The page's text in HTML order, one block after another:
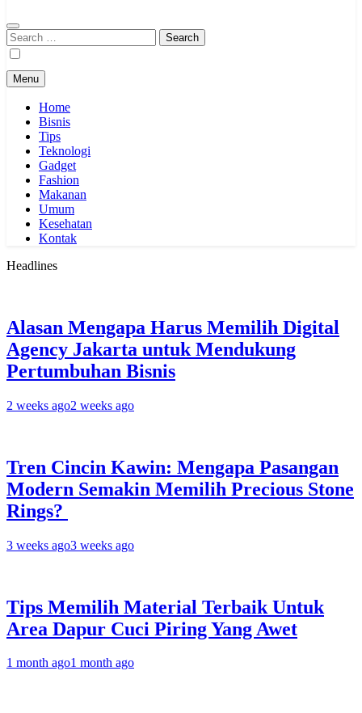
Search
for:
Menu
Home
Bisnis
Tips
Teknologi
Gadget
Fashion
Makanan
Umum
Kesehatan
Kontak
Headlines
Alasan Mengapa Harus Memilih Digital
Agency Jakarta untuk Mendukung
Pertumbuhan Bisnis
2 weeks ago2 weeks ago
Tren Cincin Kawin: Mengapa Pasangan
Modern Semakin Memilih Precious Stone
Rings?
3 weeks ago3 weeks ago
Tips Memilih Material Terbaik Untuk
Area Dapur Cuci Piring Yang Awet
1 month ago1 month ago